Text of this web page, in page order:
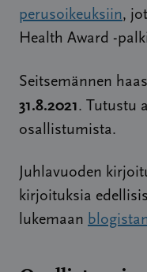
perusoikeuksiin,
Health Award -
Seitsemännen
31.8.2021. Tutustu
osallistumista.
Juhlavuoden
kirjoituksia
lukemaan